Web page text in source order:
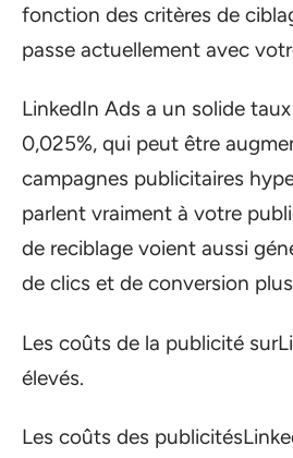
fonction des critères de
passe actuellement avec
LinkedIn Ads a un solide
0,025%, qui peut être
campagnes publicitaires
parlent vraiment à votre
de reciblage voient aussi
de clics et de conversion
Les coûts de la publicité
élevés.
Les coûts des